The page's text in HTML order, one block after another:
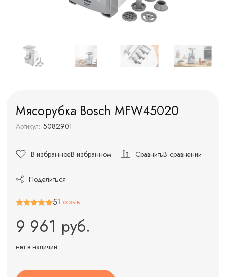
Мясорубка Bosch MFW45020
Артикул: 5082901
В избранноеВ избранном СравнитьВ сравнении
Поделиться
51 отзыв
9 961 руб.
нет в наличии